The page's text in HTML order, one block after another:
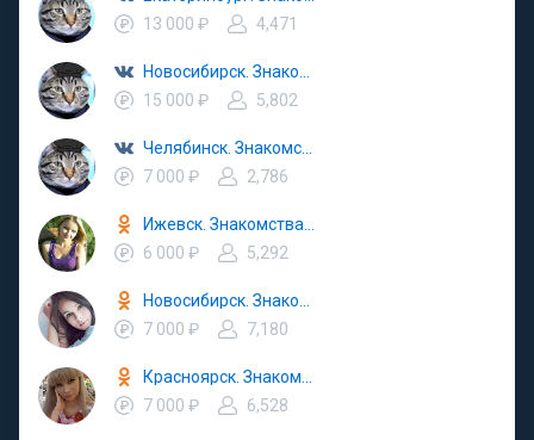
13 000 ₽
4,471
15 000 ₽
5,802
7 000 ₽
2,786
6 000 ₽
5,292
7 000 ₽
7,180
7 000 ₽
6,528